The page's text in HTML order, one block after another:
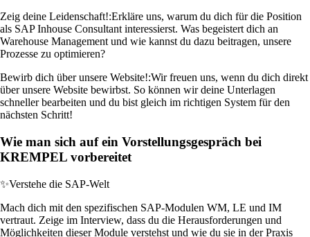
Zeig deine Leidenschaft!:Erkläre uns, warum du dich für die Position
als SAP Inhouse Consultant interessierst. Was begeistert dich an
Warehouse Management und wie kannst du dazu beitragen, unsere
Prozesse zu optimieren?
Bewirb dich über unsere Website!:Wir freuen uns, wenn du dich direkt
über unsere Website bewirbst. So können wir deine Unterlagen
schneller bearbeiten und du bist gleich im richtigen System für den
nächsten Schritt!
Wie man sich auf ein Vorstellungsgespräch bei
KREMPEL vorbereitet
✨Verstehe die SAP-Welt
Mach dich mit den spezifischen SAP-Modulen WM, LE und IM
vertraut. Zeige im Interview, dass du die Herausforderungen und
Möglichkeiten dieser Module verstehst und wie du sie in der Praxis